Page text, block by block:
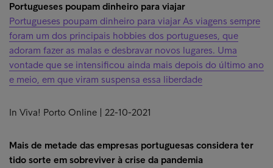
Portugueses poupam dinheiro para viajar
Portugueses poupam dinheiro para viajar As viagens sempre
foram um dos principais hobbies dos portugueses, que
adoram fazer as malas e desbravar novos lugares. Uma
vontade que se intensificou ainda mais depois do último ano
e meio, em que viram suspensa essa liberdade
In Viva! Porto Online | 22-10-2021
Mais de metade das empresas portuguesas considera ter
tido sorte em sobreviver à crise da pandemia